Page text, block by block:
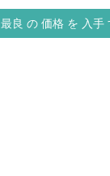
最良 の 価格 を 入手